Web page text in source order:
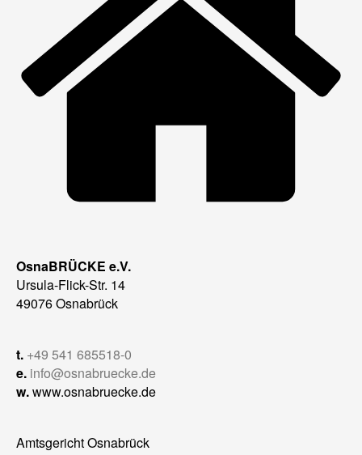
OsnaBRÜCKE e.V.
Ursula-Flick-Str. 14
49076 Osnabrück
t. +49 541 685518-0
e. info@osnabruecke.de
w.www.osnabruecke.de
Amtsgericht Osnabrück